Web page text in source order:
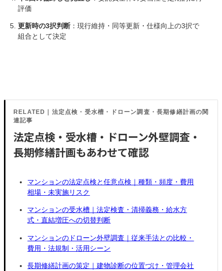
評価
更新時の3択判断 ：現行維持・同等更新・仕様向上の3択で
組合として決定
RELATED｜法定点検・受水槽・ドローン調査・長期修繕計画の関
連記事
法定点検・受水槽・ドローン外壁調査・
長期修繕計画もあわせて確認
マンションの法定点検と任意点検｜種類・頻度・費用
相場・未実施リスク
マンションの受水槽｜法定検査・清掃義務・給水方
式・直結増圧への切替判断
マンションのドローン外壁調査｜従来手法との比較・
費用・法規制・活用シーン
長期修繕計画の策定｜建物診断の位置づけ・管理会社